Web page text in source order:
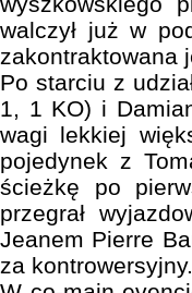
walczył już w
zakontraktowana
Po starciu z
1, 1 KO) i
wagi lekkiej
pojedynek z
ścieżkę po
przegrał
Jeanem Pierre
za kontrowersyjny.